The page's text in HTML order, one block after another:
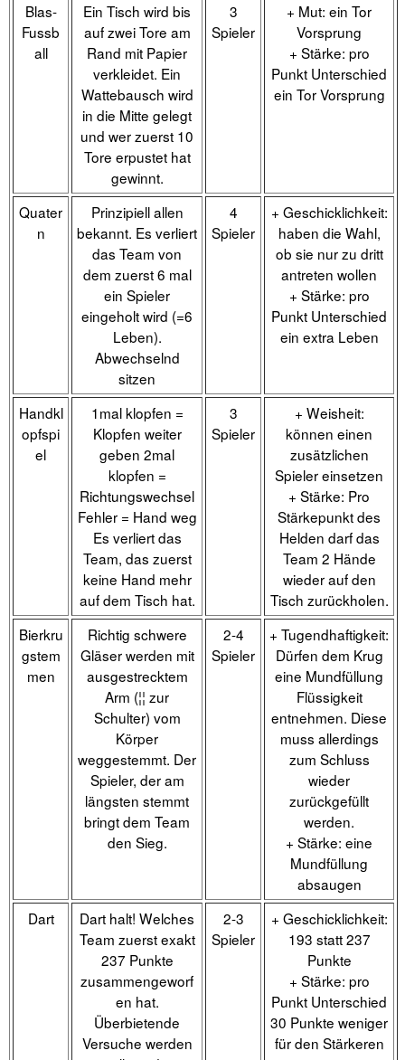
Blas-
Fussb
all
Ein Tisch wird bis
auf zwei Tore am
Rand mit Papier
verkleidet. Ein
Wattebausch wird
in die Mitte gelegt
und wer zuerst 10
Tore erpustet hat
gewinnt.
3
Spieler
+ Mut: ein Tor
Vorsprung
+ Stärke: pro
Punkt Unterschied
ein Tor Vorsprung
Quater
n
Prinzipiell allen
bekannt. Es verliert
das Team von
dem zuerst 6 mal
ein Spieler
eingeholt wird (=6
Leben).
Abwechselnd
sitzen
4
Spieler
+ Geschicklichkeit:
haben die Wahl,
ob sie nur zu dritt
antreten wollen
+ Stärke: pro
Punkt Unterschied
ein extra Leben
Handkl
opfspi
el
1mal klopfen =
Klopfen weiter
geben 2mal
klopfen =
Richtungswechsel
Fehler = Hand weg
Es verliert das
Team, das zuerst
keine Hand mehr
auf dem Tisch hat.
3
Spieler
+ Weisheit:
können einen
zusätzlichen
Spieler einsetzen
+ Stärke: Pro
Stärkepunkt des
Helden darf das
Team 2 Hände
wieder auf den
Tisch zurückholen.
Bierkru
gstem
men
Richtig schwere
Gläser werden mit
ausgestrecktem
Arm (¦¦ zur
Schulter) vom
Körper
weggestemmt. Der
Spieler, der am
längsten stemmt
bringt dem Team
den Sieg.
2-4
Spieler
+ Tugendhaftigkeit:
Dürfen dem Krug
eine Mundfüllung
Flüssigkeit
entnehmen. Diese
muss allerdings
zum Schluss
wieder
zurückgefüllt
werden.
+ Stärke: eine
Mundfüllung
absaugen
Dart
Dart halt! Welches
Team zuerst exakt
237 Punkte
zusammengeworf
en hat.
Überbietende
Versuche werden
2-3
Spieler
+ Geschicklichkeit:
193 statt 237
Punkte
+ Stärke: pro
Punkt Unterschied
30 Punkte weniger
für den Stärkeren